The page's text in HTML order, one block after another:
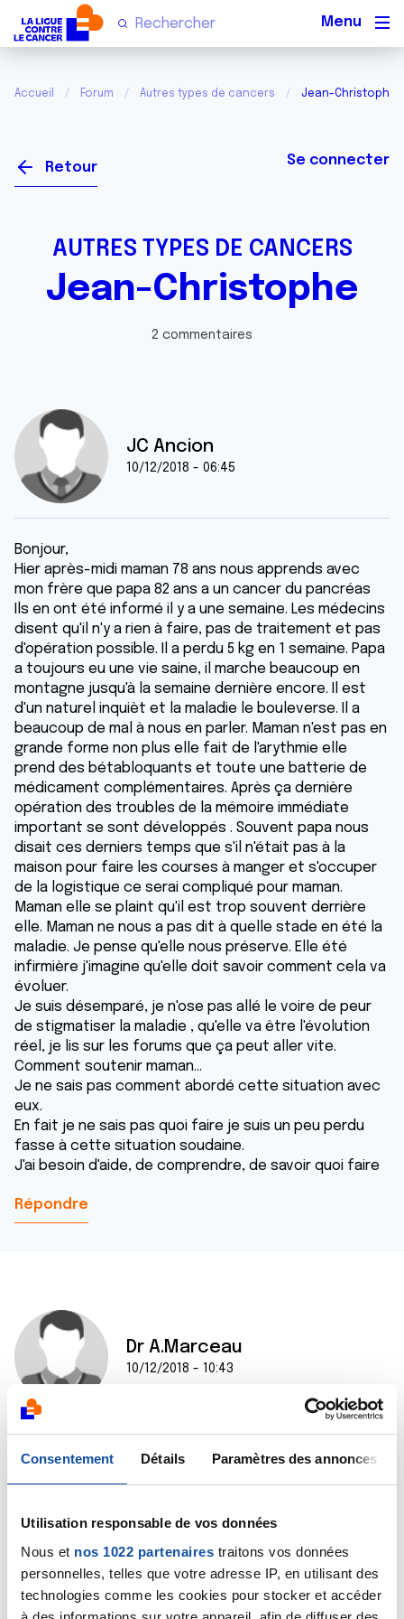
Consentement Détails Paramètres des annonces
Utilisation responsable de vos données
Nous et nos 1022 partenaires traitons vos données
personnelles, telles que votre adresse IP, en utilisant des
technologies comme les cookies pour stocker et accéder
Accueil Forum Autres types de cancers Jean-Christophe
Retour Se connecter
AUTRES TYPES DE CANCERS
Jean-Christophe
2 commentaires
JC Ancion
10/12/2018 - 06:45
Bonjour,
Hier après-midi maman 78 ans nous apprends avec
mon frère que papa 82 ans a un cancer du pancréas
Ils en ont été informé il y a une semaine. Les médecins
disent qu'il n'y a rien à faire, pas de traitement et pas
d'opération possible. Il a perdu 5 kg en 1 semaine. Papa
a toujours eu une vie saine, il marche beaucoup en
montagne jusqu'à la semaine dernière encore. Il est
d'un naturel inquièt et la maladie le bouleverse. Il a
beaucoup de mal à nous en parler. Maman n'est pas en
grande forme non plus elle fait de l'arythmie elle
prend des bétabloquants et toute une batterie de
médicament complémentaires. Après ça dernière
opération des troubles de la mémoire immédiate
important se sont développés . Souvent papa nous
disait ces derniers temps que s'il n'était pas à la
maison pour faire les courses à manger et s'occuper
de la logistique ce serai compliqué pour maman.
Maman elle se plaint qu'il est trop souvent derrière
elle. Maman ne nous a pas dit à quelle stade en été la
maladie. Je pense qu'elle nous préserve. Elle été
infirmière j'imagine qu'elle doit savoir comment cela va
évoluer.
Je suis désemparé, je n'ose pas allé le voire de peur
de stigmatiser la maladie , qu'elle va être l'évolution
réel, je lis sur les forums que ça peut aller vite.
Comment soutenir maman...
Je ne sais pas comment abordé cette situation avec
eux.
En fait je ne sais pas quoi faire je suis un peu perdu
fasse à cette situation soudaine.
J'ai besoin d'aide, de comprendre, de savoir quoi faire
Répondre
Dr A.Marceau
10/12/2018 - 10:43
Bonjour JC,
départemental de La Ligue, vous y rencontrerez des
cancer, que ce soit eux-mêmes ou pour l'un de leurs
proches. Leurs expériences pourront certainement
vous être de bon conseil. Comme tous les
témoignages qui sans doute vous parviendront aussi
sur ce forum.